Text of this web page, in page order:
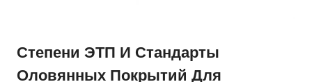
Степени ЭТП И Стандарты
Оловянных Покрытий Для